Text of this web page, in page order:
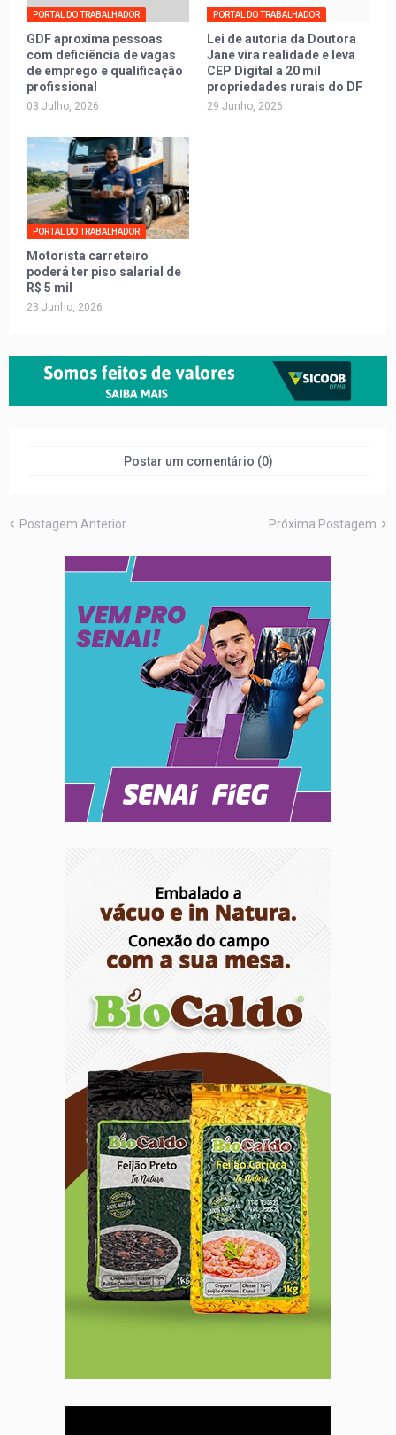
PORTAL DO TRABALHADOR
GDF aproxima pessoas
com deficiência de vagas
de emprego e qualificação
profissional
03 Julho, 2026
PORTAL DO TRABALHADOR
Lei de autoria da Doutora
Jane vira realidade e leva
CEP Digital a 20 mil
propriedades rurais do DF
29 Junho, 2026
PORTAL DO TRABALHADOR
Motorista carreteiro
poderá ter piso salarial de
R$ 5 mil
23 Junho, 2026
Postar um comentário (0)
Postagem Anterior Próxima Postagem